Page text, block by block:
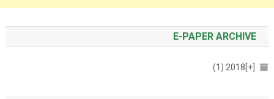
E-PAPER ARCHIVE
[+]
2018 (1)